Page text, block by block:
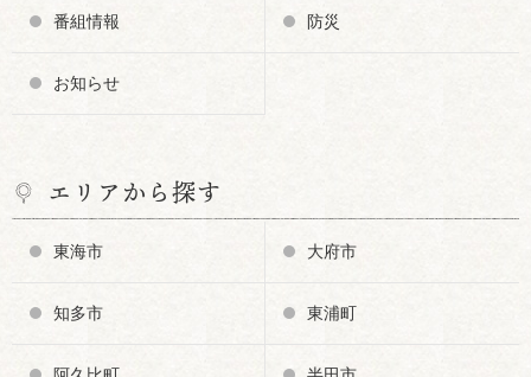
番組情報 防災
お知らせ
エリアから探す
東海市 大府市
知多市 東浦町